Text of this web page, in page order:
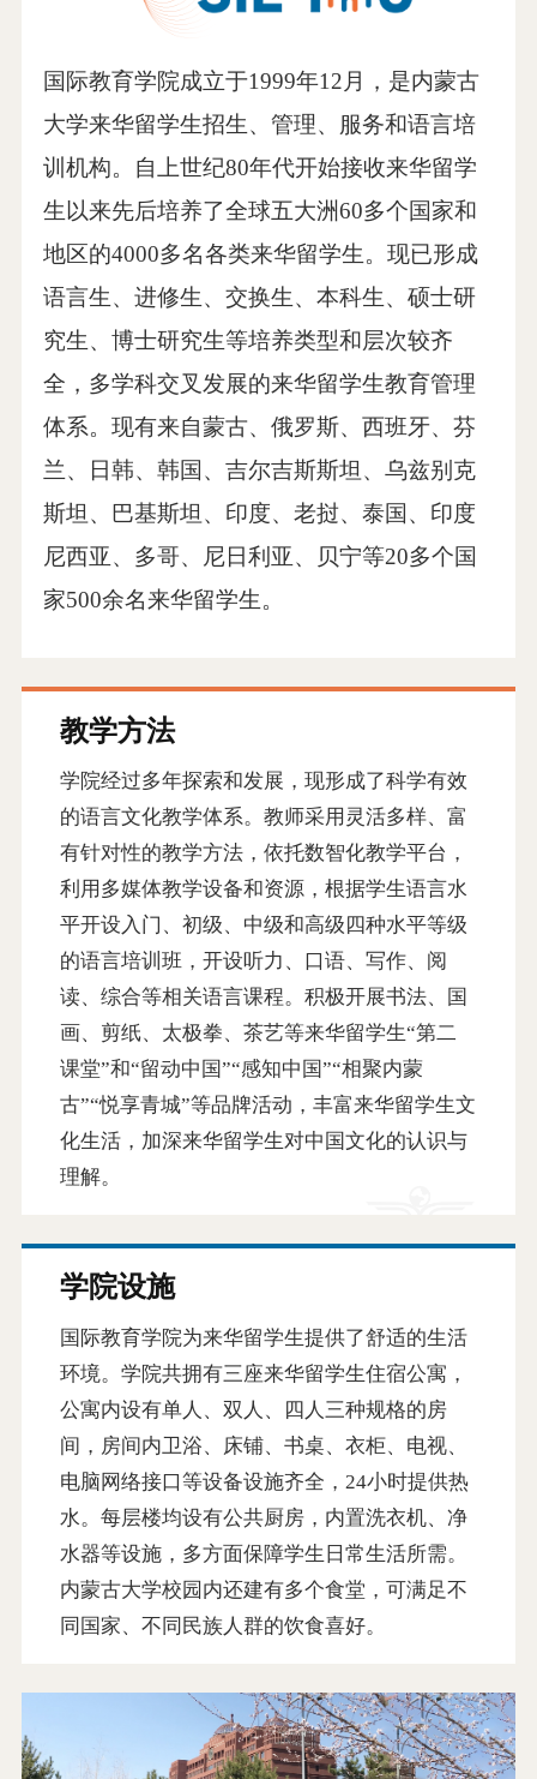
国际教育学院成立于1999年12月，是内蒙古
大学来华留学生招生、管理、服务和语言培
训机构。自上世纪80年代开始接收来华留学
生以来先后培养了全球五大洲60多个国家和
地区的4000多名各类来华留学生。现已形成
语言生、进修生、交换生、本科生、硕士研
究生、博士研究生等培养类型和层次较齐
全，多学科交叉发展的来华留学生教育管理
体系。现有来自蒙古、俄罗斯、西班牙、芬
兰、日韩、韩国、吉尔吉斯斯坦、乌兹别克
斯坦、巴基斯坦、印度、老挝、泰国、印度
尼西亚、多哥、尼日利亚、贝宁等20多个国
家500余名来华留学生。
教学方法
学院经过多年探索和发展，现形成了科学有效
的语言文化教学体系。教师采用灵活多样、富
有针对性的教学方法，依托数智化教学平台，
利用多媒体教学设备和资源，根据学生语言水
平开设入门、初级、中级和高级四种水平等级
的语言培训班，开设听力、口语、写作、阅
读、综合等相关语言课程。积极开展书法、国
画、剪纸、太极拳、茶艺等来华留学生“第二
课堂”和“留动中国”“感知中国”“相聚内蒙
古”“悦享青城”等品牌活动，丰富来华留学生文
化生活，加深来华留学生对中国文化的认识与
理解。
学院设施
国际教育学院为来华留学生提供了舒适的生活
环境。学院共拥有三座来华留学生住宿公寓，
公寓内设有单人、双人、四人三种规格的房
间，房间内卫浴、床铺、书桌、衣柜、电视、
电脑网络接口等设备设施齐全，24小时提供热
水。每层楼均设有公共厨房，内置洗衣机、净
水器等设施，多方面保障学生日常生活所需。
内蒙古大学校园内还建有多个食堂，可满足不
同国家、不同民族人群的饮食喜好。